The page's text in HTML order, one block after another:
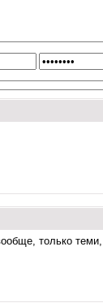
только